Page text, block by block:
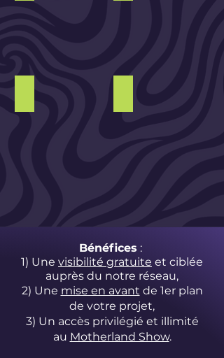
Bénéfices :
1) Une visibilité gratuite et ciblée
auprès du notre réseau,
2) Une mise en avant de 1er plan
de votre projet,
3) Un accès privilégié et illimité
au Motherland Show.